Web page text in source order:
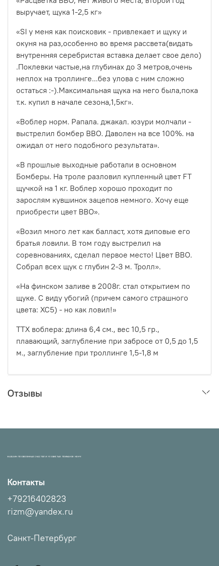
выручает, щука 1-2,5 кг»
«SI у меня как поисковик - привлекает и щуку и
окуня на раз,особенно во время рассвета(видать
внутренняя серебристая вставка делает свое дело)
.Поклевки частые,на глубинах до 3 метров,очень
неплох на троллинге...без улова с ним сложно
остаться :-).Максимальная щука на него была,пока
т.к. купил в начале сезона,1,5кг».
«Воблер норм. Рапала. джакал. юзури молчали -
выстрелил бомбер ВВО. Даволен на все 100%. на
ожидал от него подобного результата».
«В прошлые выходные работали в основном
Бомберы. На троле разловил купленный цвет FT
щучкой на 1 кг. Воблер хорошо проходит по
зарослям кувшинок зацепов немного. Хочу еще
приобрести цвет BBO».
«Возил много лет как балласт, хотя диповые его
братья ловили. В том году выстрелил на
соревнованиях, сделал первое место! Цвет BBO.
Собрал всех щук с глубин 2-3 м. Тролл».
«На финском заливе в 2008г. стал открытием по
щуке. С виду убогий (причем самого страшного
цвета: XC5) - но как ловил!»
ТТХ воблера: длина 6,4 см., вес 10,5 гр.,
плавающий, заглубление при забросе от 0,5 до 1,5
м., заглубление при троллинге 1,5-1,8 м
Отзывы
МАГАЗИН ПРОВЕРЕННЫХ СНАСТЕЙ И УЛОВИСТЫХ ПРИМАНОК НХНЧ!
Контакты
+79216402823
rizm@yandex.ru
Санкт-Петербург